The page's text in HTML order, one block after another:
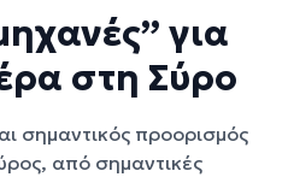
για
στη Σύρο
σημαντικός προορισμός
από σημαντικές